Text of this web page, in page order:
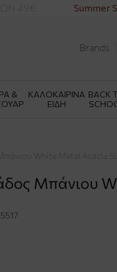
49€ Summer
Brands
&
ΚΑΛΟΚΑΙΡΙΝΑ
ΕΙΔΗ
BACK
White Metal Acacia 5L
Μπάνιου